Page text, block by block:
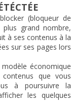
(bloqueur de
grand nombre,
à ses contenus à la
sur ses pages lors
économique
que vous
à poursuivre la
les quelques